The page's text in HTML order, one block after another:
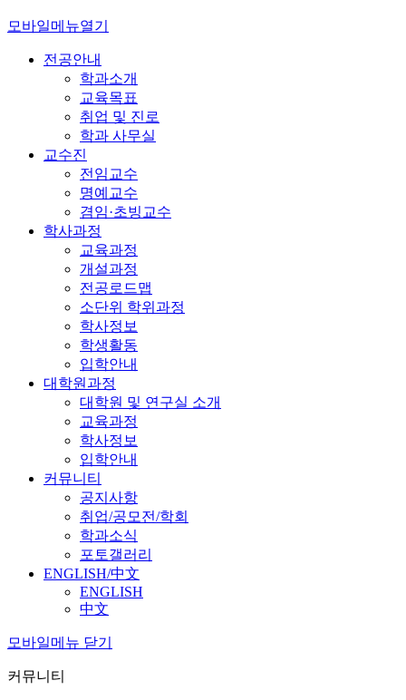
모바일메뉴열기
전공안내
학과소개
교육목표
취업 및 진로
학과 사무실
교수진
전임교수
명예교수
겸임·초빙교수
학사과정
교육과정
개설과정
전공로드맵
소단위 학위과정
학사정보
학생활동
입학안내
대학원과정
대학원 및 연구실 소개
교육과정
학사정보
입학안내
커뮤니티
공지사항
취업/공모전/학회
학과소식
포토갤러리
ENGLISH/中文
ENGLISH
中文
모바일메뉴 닫기
커뮤니티